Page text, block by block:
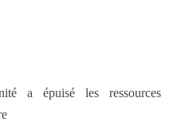
a épuisé les ressources